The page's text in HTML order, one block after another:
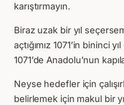
karıştırmayın.
Biraz uzak bir yıl
açtığımız 1071’in bininci
1071’de Anadolu’nun
Neyse hedefler için
belirlemek için makul bir